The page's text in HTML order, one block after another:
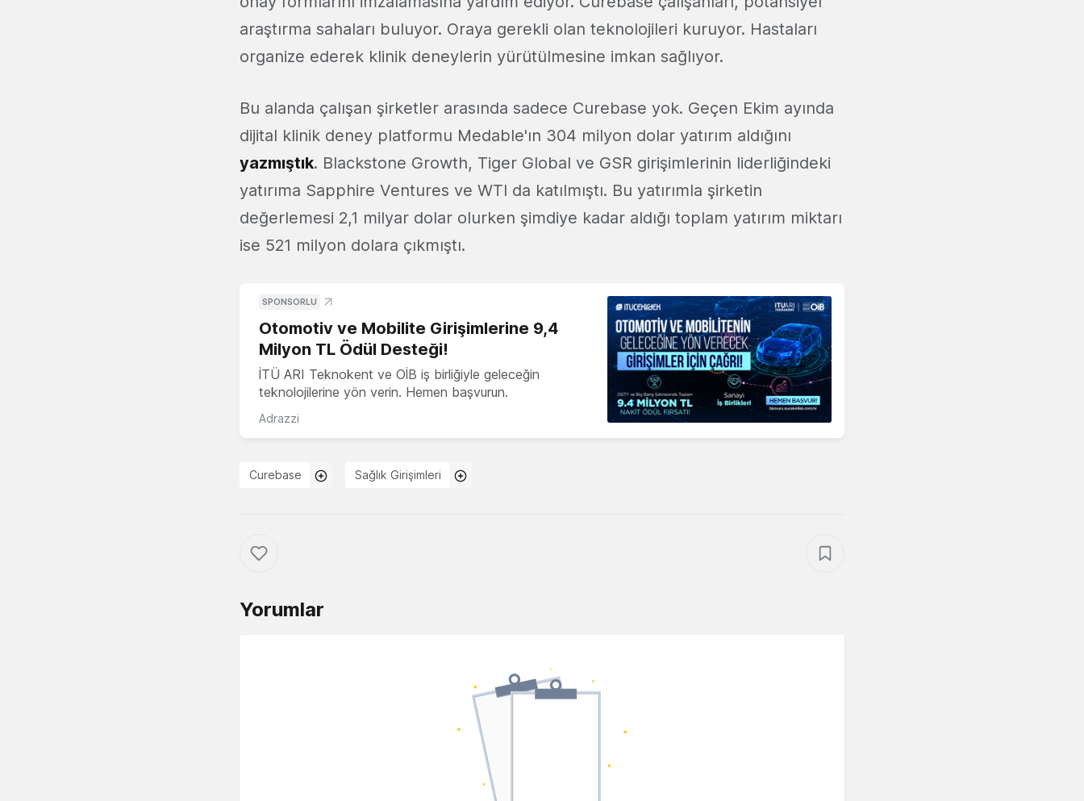
araştırma sahaları buluyor. Oraya gerekli olan teknolojileri kuruyor. Hastaları
organize ederek klinik deneylerin yürütülmesine imkan sağlıyor.
Bu alanda çalışan şirketler arasında sadece Curebase yok. Geçen Ekim ayında
dijital klinik deney platformu Medable'ın 304 milyon dolar yatırım aldığını
yazmıştık. Blackstone Growth, Tiger Global ve GSR girişimlerinin liderliğindeki
yatırıma Sapphire Ventures ve WTI da katılmıştı. Bu yatırımla şirketin
değerlemesi 2,1 milyar dolar olurken şimdiye kadar aldığı toplam yatırım miktarı
ise 521 milyon dolara çıkmıştı.
SPONSORLU
Otomotiv ve Mobilite Girişimlerine 9,4
Milyon TL Ödül Desteği!
İTÜ ARI Teknokent ve OİB iş birliğiyle geleceğin
teknolojilerine yön verin. Hemen başvurun.
Adrazzi
Curebase Sağlık Girişimleri
Yorumlar